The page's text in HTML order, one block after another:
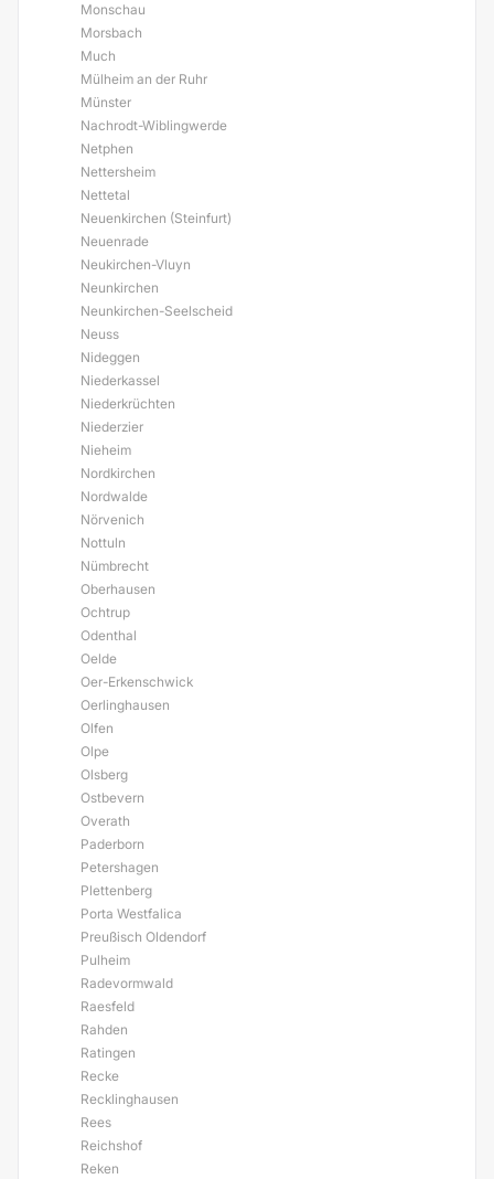
Monschau
Morsbach
Much
Mülheim an der Ruhr
Münster
Nachrodt-Wiblingwerde
Netphen
Nettersheim
Nettetal
Neuenkirchen (Steinfurt)
Neuenrade
Neukirchen-Vluyn
Neunkirchen
Neunkirchen-Seelscheid
Neuss
Nideggen
Niederkassel
Niederkrüchten
Niederzier
Nieheim
Nordkirchen
Nordwalde
Nörvenich
Nottuln
Nümbrecht
Oberhausen
Ochtrup
Odenthal
Oelde
Oer-Erkenschwick
Oerlinghausen
Olfen
Olpe
Olsberg
Ostbevern
Overath
Paderborn
Petershagen
Plettenberg
Porta Westfalica
Preußisch Oldendorf
Pulheim
Radevormwald
Raesfeld
Rahden
Ratingen
Recke
Recklinghausen
Rees
Reichshof
Reken